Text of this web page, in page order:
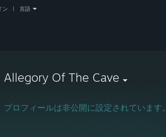
ン 言語
Allegory Of The Cave
プロフィールは非公開に設定されています。